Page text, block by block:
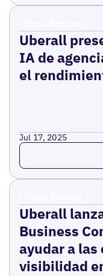
Uberall
IA de
el
Jul 17, 2025
Read more
Uberall
Business
ayudar a las
visibilidad